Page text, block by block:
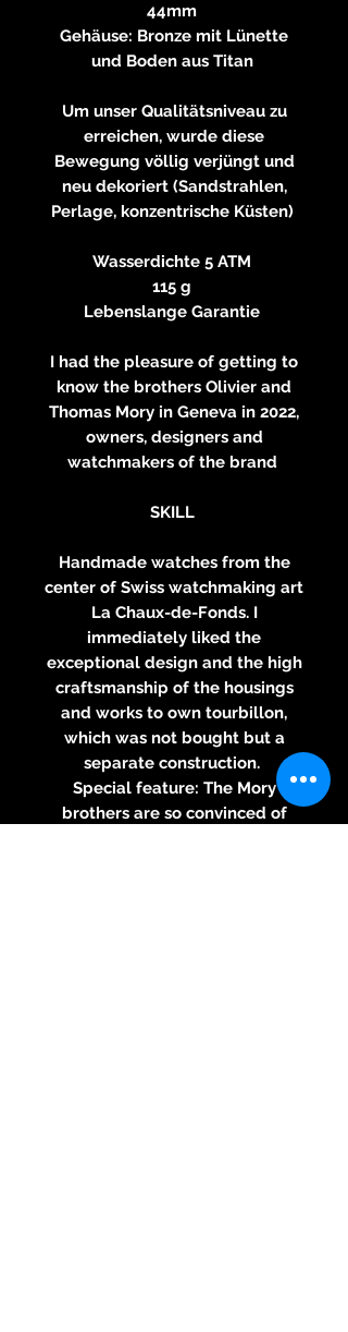
44mm
Gehäuse: Bronze mit Lünette
und Boden aus Titan
Um unser Qualitätsniveau zu
erreichen, wurde diese
Bewegung völlig verjüngt und
neu dekoriert (Sandstrahlen,
Perlage, konzentrische Küsten)
Wasserdichte 5 ATM
115 g
Lebenslange Garantie
I had the pleasure of getting to
know the brothers Olivier and
Thomas Mory in Geneva in 2022,
owners, designers and
watchmakers of the brand
SKILL
Handmade watches from the
center of Swiss watchmaking art
La Chaux-de-Fonds. I
immediately liked the
exceptional design and the high
craftsmanship of the housings
and works to own tourbillon,
which was not bought but a
separate construction.
Special feature: The Mory
brothers are so convinced of